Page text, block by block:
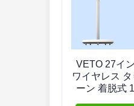
VETO 27イ
ワイヤレス
ーン 着脱式